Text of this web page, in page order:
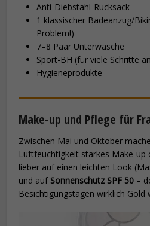
Anti-Diebstahl-Rucksack
1 klassischer Badeanzug/
Problem!)
7–8 Paar Unterwäsche
Sport-BH (für viele Schritte
Hygieneprodukte
Make-up und Pflege für
Zwischen Mai und Oktober
Luftfeuchtigkeit starkes Make-up
lieber auf einen leichten Look
und auf Sonnenschutz SPF 50 –
Besichtigungstagen wirklich Gold